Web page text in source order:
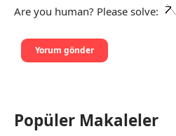
Are you human? Please solve:
Popüler Makaleler